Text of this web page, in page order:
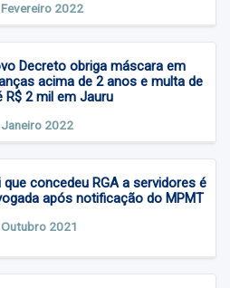
2022
Decreto obriga máscara em
acima de 2 anos e multa de
R$ 2 mil em Jauru
2022
que concedeu RGA a servidores é
após notificação do MPMT
2021